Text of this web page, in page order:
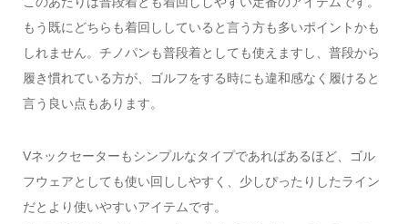
もう既にどちらも着回ししていると言う方も多いポイントかも
しれません。チノパンも普段着としても使えますし、普段から
履き慣れている方が、ゴルフをする時にも違和感なく履けると
言う良い点もあります。
Vネックセーターもシンプルなタイプであればあるほど、ゴル
フウェアとしても使い回ししやすく、少しぴったりしたライン
だとより使いやすいアイテムです。